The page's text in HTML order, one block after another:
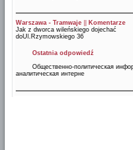
Warszawa - Tramwaje
Komentarze
Jak z dworca wileńskiego dojechać
doUl.Rzymowskiego 36
Ostatnia odpowiedź
Общественно-политическая
аналитическая интерне